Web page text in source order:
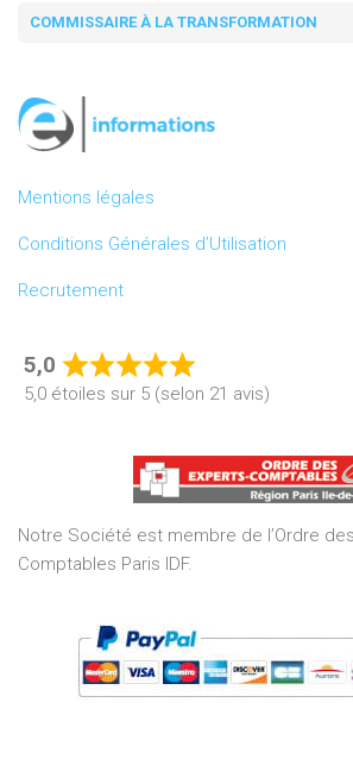
COMMISSAIRE À LA TRANSFORMATION
Mentions légales
Conditions Générales d’Utilisation
Recrutement
5,0
Rated
5,0
of
5
5,0 étoiles sur 5 (selon 21 avis)
Notre Société est membre de l’Ordre
Comptables Paris IDF.